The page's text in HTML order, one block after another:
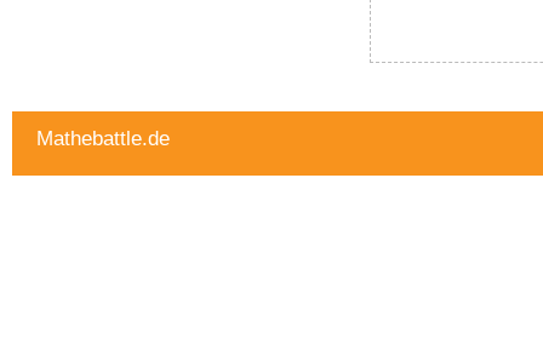
Mathebattle.de